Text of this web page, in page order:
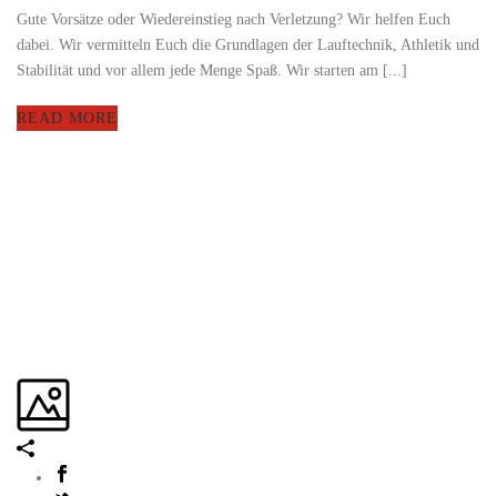
Gute Vorsätze oder Wiedereinstieg nach Verletzung? Wir helfen Euch
dabei. Wir vermitteln Euch die Grundlagen der Lauftechnik, Athletik und
Stabilität und vor allem jede Menge Spaß. Wir starten am [...]
READ MORE